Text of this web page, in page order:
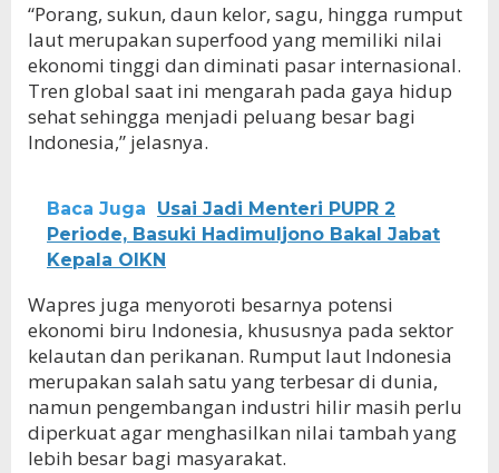
“Porang, sukun, daun kelor, sagu, hingga rumput
laut merupakan superfood yang memiliki nilai
ekonomi tinggi dan diminati pasar internasional.
Tren global saat ini mengarah pada gaya hidup
sehat sehingga menjadi peluang besar bagi
Indonesia,” jelasnya.
Baca Juga
Usai Jadi Menteri PUPR 2
Periode, Basuki Hadimuljono Bakal Jabat
Kepala OIKN
Wapres juga menyoroti besarnya potensi
ekonomi biru Indonesia, khususnya pada sektor
kelautan dan perikanan. Rumput laut Indonesia
merupakan salah satu yang terbesar di dunia,
namun pengembangan industri hilir masih perlu
diperkuat agar menghasilkan nilai tambah yang
lebih besar bagi masyarakat.